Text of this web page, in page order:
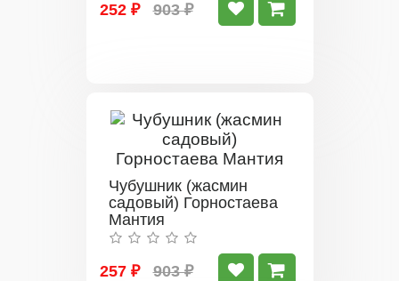
252 ₽ 903 ₽
Чубушник (жасмин
садовый) Горностаева
Мантия
257 ₽ 903 ₽